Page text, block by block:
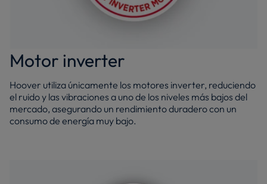
Motor inverter
Hoover utiliza únicamente los motores inverter, reduciendo
el ruido y las vibraciones a uno de los niveles más bajos del
mercado, asegurando un rendimiento duradero con un
consumo de energía muy bajo.